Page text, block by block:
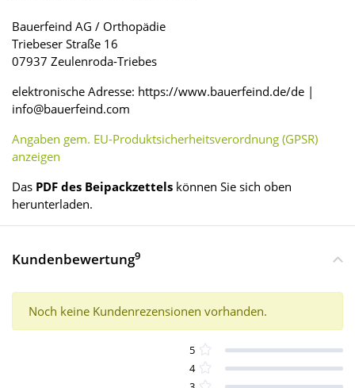
Bauerfeind AG / Orthopädie
Triebeser Straße 16
07937 Zeulenroda-Triebes
elektronische Adresse: https://www.bauerfeind.de/de |
info@bauerfeind.com
Angaben gem. EU-Produktsicherheitsverordnung (GPSR)
anzeigen
Das PDF des Beipackzettels können Sie sich oben
herunterladen.
Kundenbewertung9
Noch keine Kundenrezensionen vorhanden.
5
4